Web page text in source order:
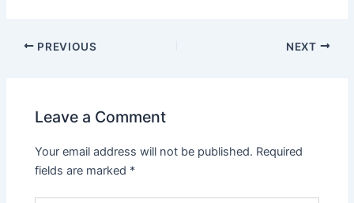
PREVIOUS NEXT
Leave a Comment
Your email address will not be published. Required
fields are marked *